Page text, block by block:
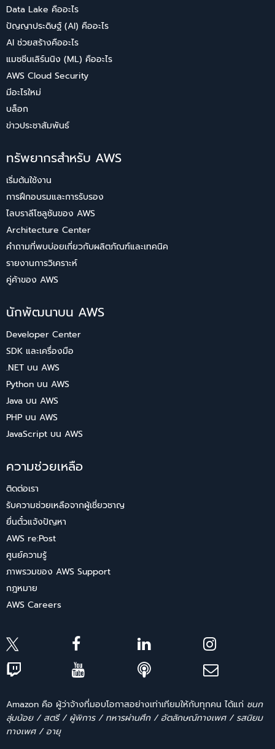
Data Lake คืออะไร
ปัญญาประดิษฐ์ (AI) คืออะไร
AI ช่วยสร้างคืออะไร
แมชชีนเลิร์นนิง (ML) คืออะไร
AWS Cloud Security
มีอะไรใหม่
บล็อก
ข่าวประชาสัมพันธ์
ทรัพยากรสำหรับ AWS
เริ่มต้นใช้งาน
การฝึกอบรมและการรับรอง
ไลบราลีโซลูชันของ AWS
Architecture Center
คำถามที่พบบ่อยเกี่ยวกับผลิตภัณฑ์และเทคนิค
รายงานการวิเคราะห์
คู่ค้าของ AWS
นักพัฒนาบน AWS
Developer Center
SDK และเครื่องมือ
.NET บน AWS
Python บน AWS
Java บน AWS
PHP บน AWS
JavaScript บน AWS
ความช่วยเหลือ
ติดต่อเรา
รับความช่วยเหลือจากผู้เชี่ยวชาญ
ยื่นตั๋วแจ้งปัญหา
AWS re:Post
ศูนย์ความรู้
ภาพรวมของ AWS Support
กฎหมาย
AWS Careers
Amazon คือ ผู้ว่าจ้างที่มอบโอกาสอย่างเท่าเทียมให้กับทุกคน ได้แก่ ชนก
ลุ่มน้อย / สตรี / ผู้พิการ / ทหารผ่านศึก / อัตลักษณ์ทางเพศ / รสนิยม
ทางเพศ / อายุ